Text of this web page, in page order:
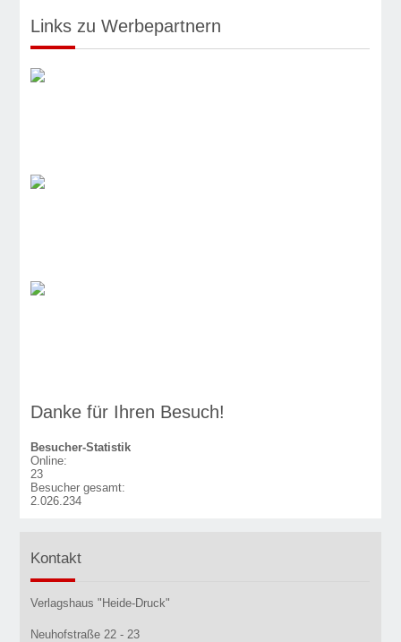
Links zu Werbepartnern
Danke für Ihren Besuch!
Besucher-Statistik
Online:
23
Besucher gesamt:
2.026.234
Kontakt
Verlagshaus "Heide-Druck"
Neuhofstraße 22 - 23